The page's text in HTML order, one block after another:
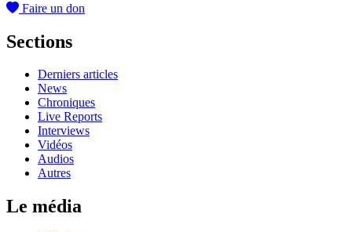
Faire un don
Sections
Derniers articles
News
Chroniques
Live Reports
Interviews
Vidéos
Audios
Autres
Le média